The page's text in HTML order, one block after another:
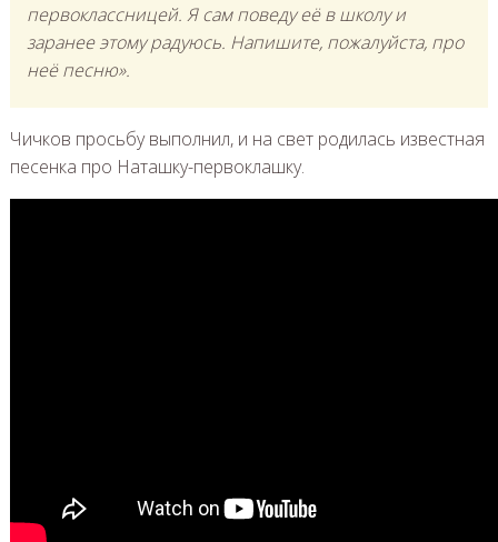
первоклассницей. Я сам поведу её в школу и
заранее этому радуюсь. Напишите, пожалуйста, про
неё песню».
Чичков просьбу выполнил, и на свет родилась известная
песенка про Наташку-первоклашку.